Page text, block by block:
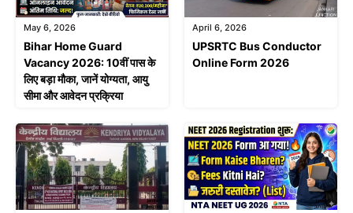
May 6, 2026
Bihar Home Guard
Vacancy 2026: 10वीं पास के
लिए बड़ा मौका, जानें योग्यता, आयु
सीमा और आवेदन प्रक्रिया
April 6, 2026
UPSRTC Bus Conductor
Online Form 2026